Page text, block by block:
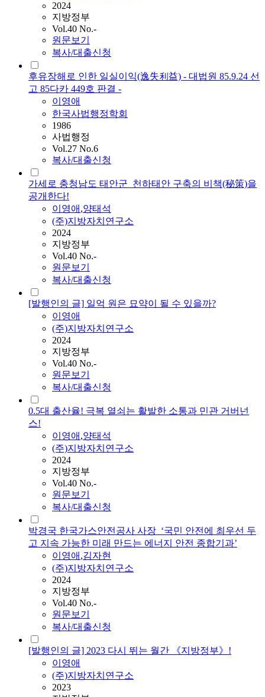
2024
지방정부
Vol.40 No.-
원문보기
복사/대출신청
후유장해로 인한 일실이익(逸失利益) - 대법원 85.9.24 선
고 85다카 449호 판결 -
이영애
한국사법행정학회
1986
사법행정
Vol.27 No.6
복사/대출신청
가세로 충청남도 태안군_천하태안 구축의 비책(秘策)을
공개한다!
이영애 ,양태석
(주)지방자치연구소
2024
지방정부
Vol.40 No.-
원문보기
복사/대출신청
[발행인의 글] 일억 원은 묘약이 될 수 있을까?
이영애
(주)지방자치연구소
2024
지방정부
Vol.40 No.-
원문보기
복사/대출신청
0.5대 출산율! 극복 열쇠는 활발한 소통과 민관 거버넌
스!
이영애 ,양태석
(주)지방자치연구소
2024
지방정부
Vol.40 No.-
원문보기
복사/대출신청
박경국 한국가스안전공사 사장_‘국민 안전에 최우선 두
고 지속 가능한 미래 만드는 에너지 안전 종합기과’
이영애 ,김자현
(주)지방자치연구소
2024
지방정부
Vol.40 No.-
원문보기
복사/대출신청
[발행인의 글] 2023 다시 뛰는 월간 《지방정부》!
이영애
(주)지방자치연구소
2023